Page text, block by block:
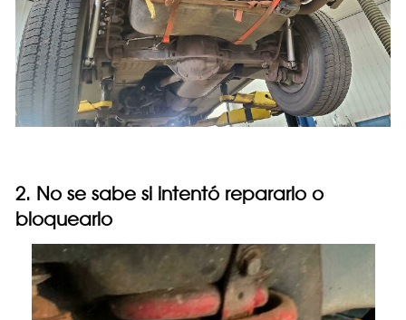
2. No se sabe si intentó repararlo o
bloquearlo